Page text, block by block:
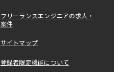
フリーランスエンジニアの求人・
案件
サイトマップ
登録者限定機能について